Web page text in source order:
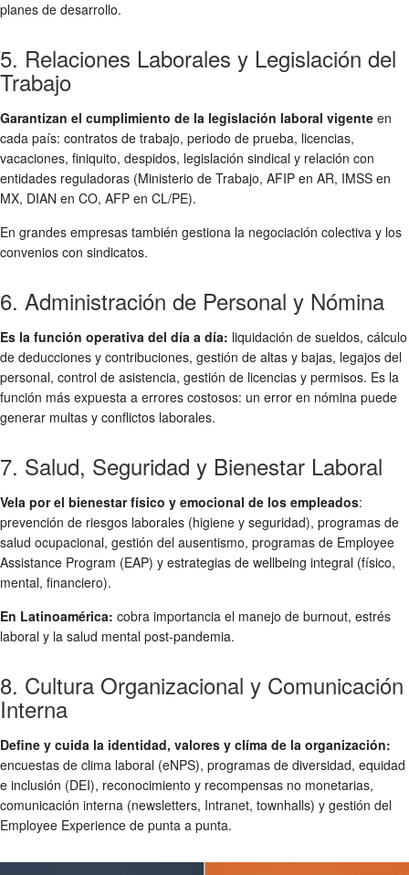
planes de desarrollo.
5. Relaciones Laborales y Legislación del
Trabajo
Garantizan el cumplimiento de la legislación laboral vigente en
cada país: contratos de trabajo, periodo de prueba, licencias,
vacaciones, finiquito, despidos, legislación sindical y relación con
entidades reguladoras (Ministerio de Trabajo, AFIP en AR, IMSS en
MX, DIAN en CO, AFP en CL/PE).
En grandes empresas también gestiona la negociación colectiva y los
convenios con sindicatos.
6. Administración de Personal y Nómina
Es la función operativa del día a día: liquidación de sueldos, cálculo
de deducciones y contribuciones, gestión de altas y bajas, legajos del
personal, control de asistencia, gestión de licencias y permisos. Es la
función más expuesta a errores costosos: un error en nómina puede
generar multas y conflictos laborales.
7. Salud, Seguridad y Bienestar Laboral
Vela por el bienestar físico y emocional de los empleados:
prevención de riesgos laborales (higiene y seguridad), programas de
salud ocupacional, gestión del ausentismo, programas de Employee
Assistance Program (EAP) y estrategias de wellbeing integral (físico,
mental, financiero).
En Latinoamérica: cobra importancia el manejo de burnout, estrés
laboral y la salud mental post-pandemia.
8. Cultura Organizacional y Comunicación
Interna
Define y cuida la identidad, valores y clíma de la organización:
encuestas de clima laboral (eNPS), programas de diversidad, equidad
e inclusión (DEI), reconocimiento y recompensas no monetarias,
comunicación interna (newsletters, Intranet, townhalls) y gestión del
Employee Experience de punta a punta.